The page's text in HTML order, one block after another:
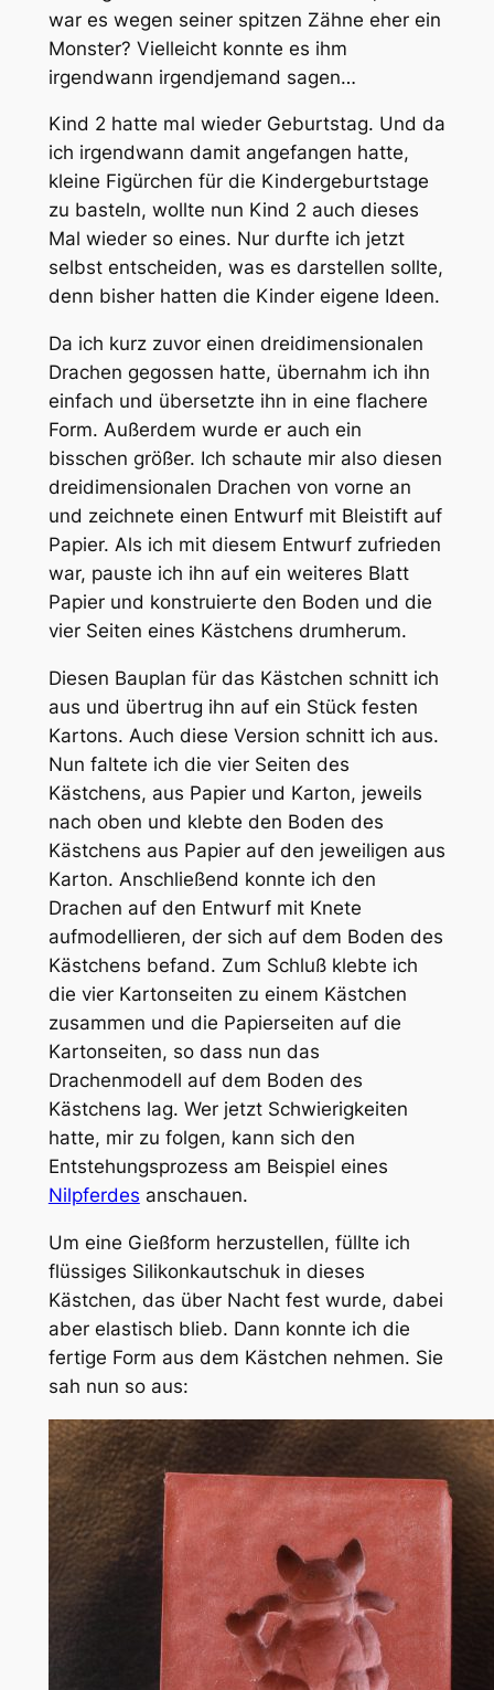
war es wegen seiner spitzen Zähne eher ein
Monster? Vielleicht konnte es ihm
irgendwann irgendjemand sagen…
Kind 2 hatte mal wieder Geburtstag. Und da
ich irgendwann damit angefangen hatte,
kleine Figürchen für die Kindergeburtstage
zu basteln, wollte nun Kind 2 auch dieses
Mal wieder so eines. Nur durfte ich jetzt
selbst entscheiden, was es darstellen sollte,
denn bisher hatten die Kinder eigene Ideen.
Da ich kurz zuvor einen dreidimensionalen
Drachen gegossen hatte, übernahm ich ihn
einfach und übersetzte ihn in eine flachere
Form. Außerdem wurde er auch ein
bisschen größer. Ich schaute mir also diesen
dreidimensionalen Drachen von vorne an
und zeichnete einen Entwurf mit Bleistift auf
Papier. Als ich mit diesem Entwurf zufrieden
war, pauste ich ihn auf ein weiteres Blatt
Papier und konstruierte den Boden und die
vier Seiten eines Kästchens drumherum.
Diesen Bauplan für das Kästchen schnitt ich
aus und übertrug ihn auf ein Stück festen
Kartons. Auch diese Version schnitt ich aus.
Nun faltete ich die vier Seiten des
Kästchens, aus Papier und Karton, jeweils
nach oben und klebte den Boden des
Kästchens aus Papier auf den jeweiligen aus
Karton. Anschließend konnte ich den
Drachen auf den Entwurf mit Knete
aufmodellieren, der sich auf dem Boden des
Kästchens befand. Zum Schluß klebte ich
die vier Kartonseiten zu einem Kästchen
zusammen und die Papierseiten auf die
Kartonseiten, so dass nun das
Drachenmodell auf dem Boden des
Kästchens lag. Wer jetzt Schwierigkeiten
hatte, mir zu folgen, kann sich den
Entstehungsprozess am Beispiel eines
Nilpferdes anschauen.
Um eine Gießform herzustellen, füllte ich
flüssiges Silikonkautschuk in dieses
Kästchen, das über Nacht fest wurde, dabei
aber elastisch blieb. Dann konnte ich die
fertige Form aus dem Kästchen nehmen. Sie
sah nun so aus: